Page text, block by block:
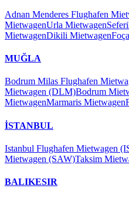
Adnan Menderes Flughafen
MietwagenUrla Mietwagen
MietwagenDikili Mietwagen
MUĞLA
Bodrum Milas Flughafen
Mietwagen (DLM)Bodrum
MietwagenMarmaris Mietwagen
İSTANBUL
Istanbul Flughafen Mietwagen
Mietwagen (SAW)Taksim
BALIKESIR